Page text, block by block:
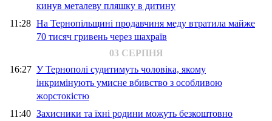
кинув металеву пляшку в дитину
11:28 На Тернопільщині продавчиня меду втратила майже
70 тисяч гривень через шахраїв
03 СЕРПНЯ
16:27 У Тернополі судитимуть чоловіка, якому
інкримінують умисне вбивство з особливою
жорстокістю
11:40 Захисники та їхні родини можуть безкоштовно